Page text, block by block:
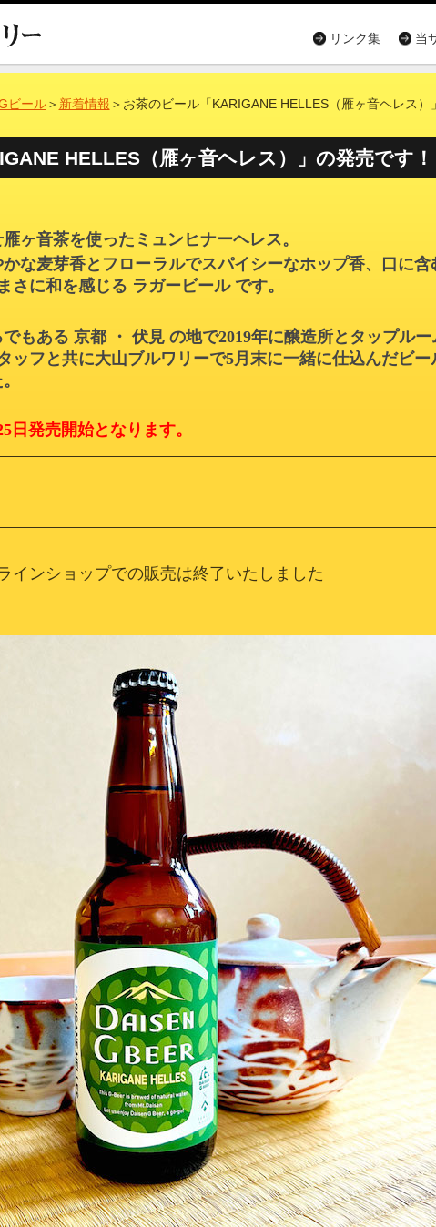
当
リンク集
ビール＞ 新着情報 ＞お茶のビール「KARIGANE HELLES（雁ヶ音ヘレス）
HELLES（雁ヶ音ヘレス）」の発売です！
ヶ音茶を使ったミュンヒナーヘレス。
な麦芽香とフローラルでスパイシーなホップ香、口に含
さに和を感じる ラガービール です。
もある 京都 ・ 伏見 の地で2019年に醸造所とタップルー
ッフと共に大山ブルワリーで5月末に一緒に仕込んだビー
日発売開始となります。
インショップでの販売は終了いたしました